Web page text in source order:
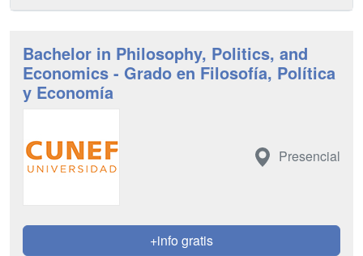
Bachelor in Philosophy, Politics, and
Economics - Grado en Filosofía, Política
y Economía
Presencial
+info gratis